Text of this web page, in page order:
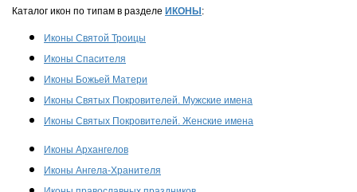
Каталог икон по типам в разделе ИКОНЫ :
Иконы Святой Троицы
Иконы Спасителя
Иконы Божьей Матери
Иконы Святых Покровителей. Мужские имена
Иконы Святых Покровителей. Женские имена
Иконы Архангелов
Иконы Ангела-Хранителя